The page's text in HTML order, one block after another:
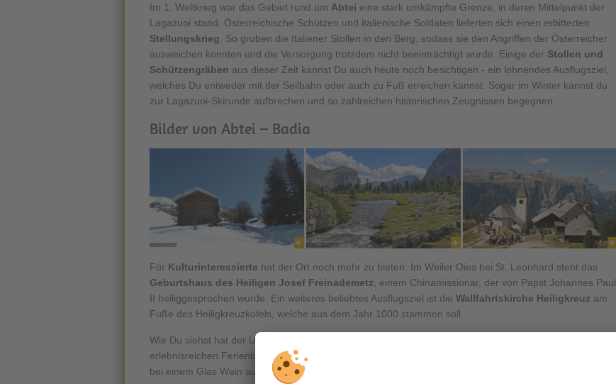
Im 1. Weltkrieg war das Gebiet rund um Abtei eine stark umkämpfte Grenze, in deren Mittelpunkt der
Lagazuoi stand. Österreichische Schützen und italienische Soldaten lieferten sich einen erbitterten
Stellungskrieg . So gruben die Italiener Stollen in den Berg, sodass sie den Angriffen der Österreicher
ausweichen konnten und die Versorgung trotzdem nicht beeinträchtigt wurde. Einige der Stollen und
Schützengräben aus dieser Zeit kannst Du auch heute noch besichtigen - ein lohnendes Ausflugsziel,
welches Du entweder mit der Seilbahn oder auch zu Fuß erreichen kannst. Sogar im Winter kannst du
zur Lagazuoi-Skirunde aufbrechen und so zahlreichen historischen Zeugnissen begegnen.
Bilder von Abtei – Badia
Für Kulturinteressierte hat der Ort noch mehr zu bieten: Im Weiler Oies bei St. Leonhard steht das
Geburtshaus des Heiligen Josef Freinademetz , einem Chinamissionär, der von Papst Johannes Paul
II heiliggesprochen wurde. Ein weiteres beliebtes Ausflugsziel ist die Wallfahrtskirche Heiligkreuz am
Fuße des Heiligkreuzkofels, welche aus dem Jahr 1000 stammen soll.
Wie Du siehst hat der Urlaubsort Badia in der
erlebnisreichen Ferientag lässt man am besten am Abend in einer ausgewählten
bei einem Glas Wein ausklingen.